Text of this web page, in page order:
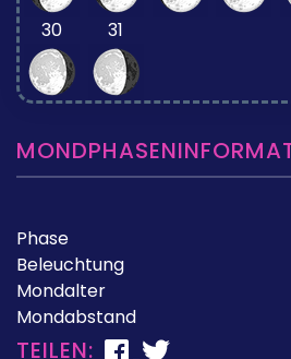
30 31
Phase
Beleuchtung
Mondalter
Mondabstand
TEILEN: